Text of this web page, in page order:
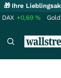
🎁 Ihre
DAX +0,69% Gold